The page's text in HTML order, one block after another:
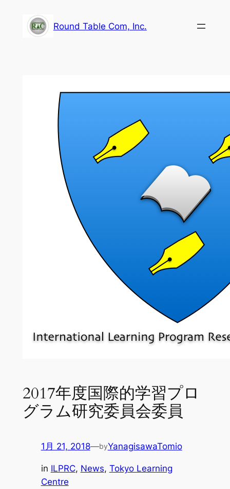
Round Table Com, Inc.
2017年度国際的学習プロ
グラム研究委員会委員
1月 21, 2018—byYanagisawaTomio
in ILPRC, News, Tokyo Learning
Centre